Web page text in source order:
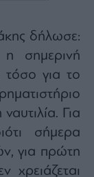
δήλωσε:
η σημερινή
τόσο για το
Για
σήμερα
για πρώτη
χρειάζεται